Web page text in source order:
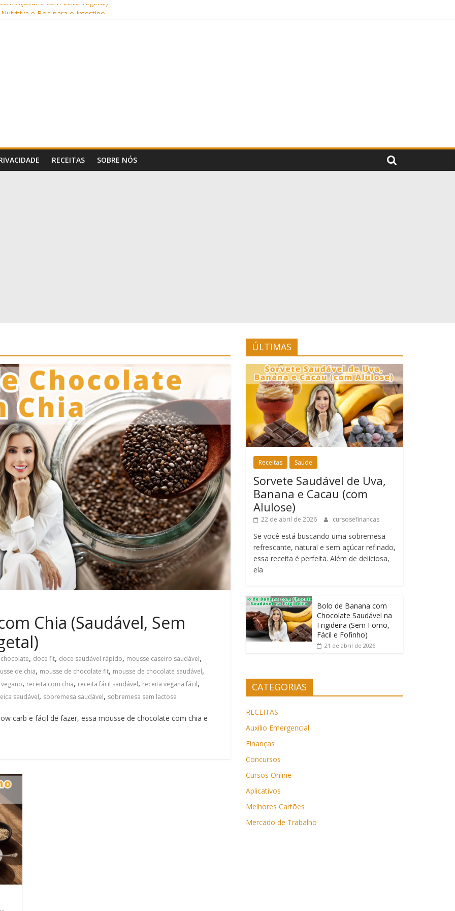
Açúcar e com Leite Vegetal)
Alulose)
(Sem Forno, Fácil e Fofinho)
Uma Receita Prática e Deliciosa
RECEITAS SOBRE NÓS
Chia (Saudável, Sem
, doce fit, doce saudável rápido, mousse caseiro saudável,
de chia, mousse de chocolate fit, mousse de chocolate saudável,
, receita com chia, receita fácil saudável, receita vegana fácil,
saudável, sobremesa saudável, sobremesa sem lactose
carb e fácil de fazer, essa mousse de chocolate com chia e
ÚLTIMAS
Receitas Saúde
Sorvete Saudável de Uva,
Banana e Cacau (com
Alulose)
22 de abril de 2026 cursosefinancas
Se você está buscando uma sobremesa
refrescante, natural e sem açúcar refinado,
essa receita é perfeita. Além de deliciosa,
ela
Bolo de Banana com
Chocolate Saudável na
Frigideira (Sem Forno,
Fácil e Fofinho)
21 de abril de 2026
CATEGORIAS
RECEITAS
Auxilio Emergencial
Finanças
Concursos
Cursos Online
Aplicativos
Melhores Cartões
Mercado de Trabalho